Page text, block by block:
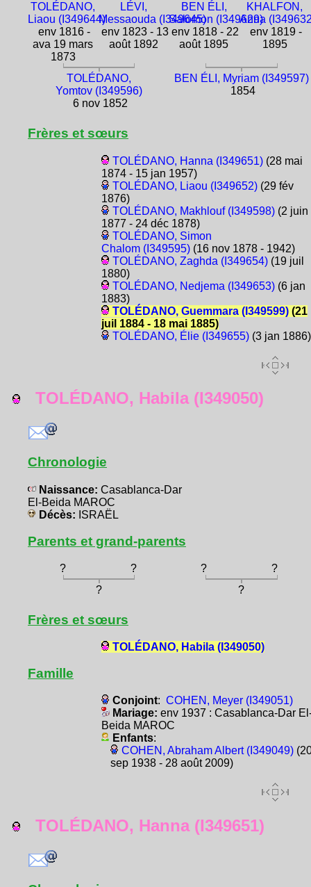
TOLÉDANO,
Liaou (I349644)
env 1816 -
ava 19 mars
1873
LÉVI,
Messaouda (I349645)
env 1823 - 13
août 1892
BEN ÉLI,
Salomon (I349629)
env 1818 - 22
août 1895
KHALFON,
Anna
env 1819 -
1895
TOLÉDANO,
Yomtov (I349596)
6 nov 1852
BEN ÉLI, Myriam (I349597)
1854
Frères et sœurs
TOLÉDANO, Hanna (I349651)(28 mai
1874 - 15 jan 1957)
TOLÉDANO, Liaou (I349652)(29 fév
1876)
TOLÉDANO, Makhlouf (I349598)(2 juin
1877 - 24 déc 1878)
TOLÉDANO, Simon
Chalom (I349595)(16 nov 1878 - 1942)
TOLÉDANO, Zaghda (I349654)(19 juil
1880)
TOLÉDANO, Nedjema (I349653)(6 jan
1883)
TOLÉDANO, Guemmara (I349599)(21
juil 1884 - 18 mai 1885)
TOLÉDANO, Élie (I349655)(3 jan 1886)
TOLÉDANO, Habila (I349050)
Chronologie
Naissance: Casablanca-Dar
El-Beida MAROC
Décès: ISRAËL
Parents et grand-parents
? ? ?
?
?
?
Frères et sœurs
TOLÉDANO, Habila (I349050)
Famille
Conjoint: COHEN, Meyer (I349051)
Mariage: env 1937 : Casablanca-Dar
Beida MAROC
Enfants:
COHEN, Abraham Albert (I349049)
sep 1938 - 28 août 2009)
TOLÉDANO, Hanna (I349651)